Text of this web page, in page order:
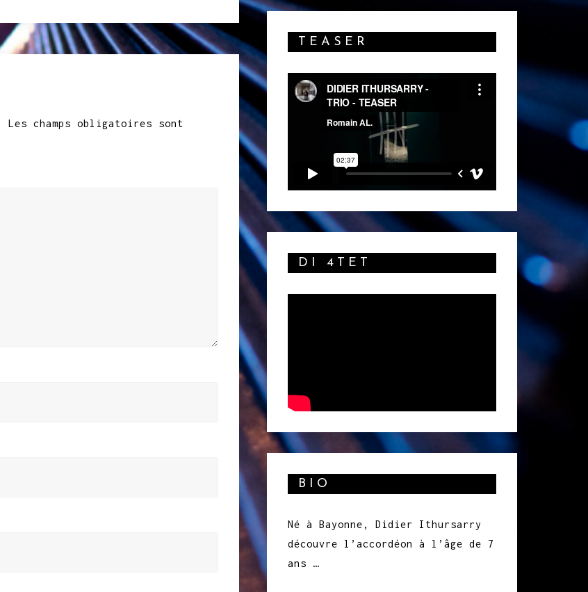
Les champs obligatoires sont
TEASER
DI 4TET
BIO
Né à Bayonne, Didier Ithursarry
découvre l’accordéon à l’âge de 7
ans …